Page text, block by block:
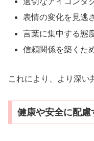
表情の変化を見逃
言葉に集中する態
信頼関係を築くた
これにより、より深い
健康や安全に配慮